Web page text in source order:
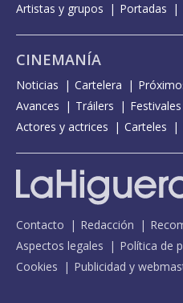
Artistas y grupos
Portadas
CINEMANÍA
Noticias Cartelera
Avances
Tráilers
Actores y actrices
Carteles
Contacto Redacción
Aspectos legales
Política de
Cookies
Publicidad y